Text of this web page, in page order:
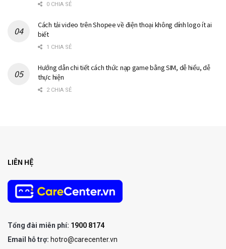
0 CHIA SẺ
Cách tải video trên Shopee về điện thoại không dính logo ít ai
biết
1 CHIA SẺ
Hướng dẫn chi tiết cách thức nạp game bằng SIM, dễ hiểu, dễ
thực hiện
2 CHIA SẺ
LIÊN HỆ
Tổng đài miễn phí: 1900 8174
Email hỗ trợ: hotro@carecenter.vn